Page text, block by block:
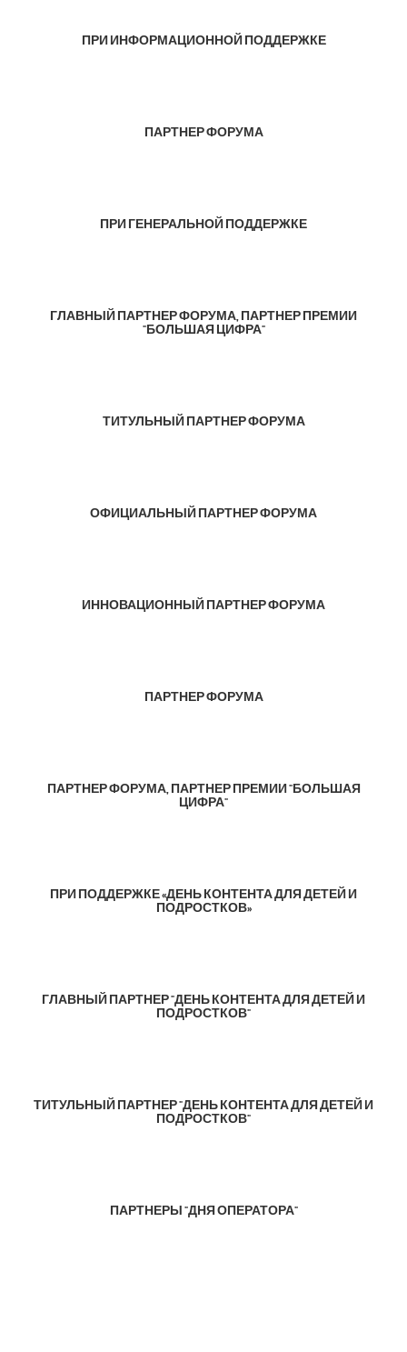
ПРИ ИНФОРМАЦИОННОЙ ПОДДЕРЖКЕ
ПАРТНЕР ФОРУМА
ПРИ ГЕНЕРАЛЬНОЙ ПОДДЕРЖКЕ
ГЛАВНЫЙ ПАРТНЕР ФОРУМА, ПАРТНЕР ПРЕМИИ
"БОЛЬШАЯ ЦИФРА"
ТИТУЛЬНЫЙ ПАРТНЕР ФОРУМА
ОФИЦИАЛЬНЫЙ ПАРТНЕР ФОРУМА
ИННОВАЦИОННЫЙ ПАРТНЕР ФОРУМА
ПАРТНЕР ФОРУМА
ПАРТНЕР ФОРУМА, ПАРТНЕР ПРЕМИИ "БОЛЬШАЯ
ЦИФРА"
ПРИ ПОДДЕРЖКЕ «ДЕНЬ КОНТЕНТА ДЛЯ ДЕТЕЙ И
ПОДРОСТКОВ»
ГЛАВНЫЙ ПАРТНЕР "ДЕНЬ КОНТЕНТА ДЛЯ ДЕТЕЙ И
ПОДРОСТКОВ"
ТИТУЛЬНЫЙ ПАРТНЕР "ДЕНЬ КОНТЕНТА ДЛЯ ДЕТЕЙ И
ПОДРОСТКОВ"
ПАРТНЕРЫ "ДНЯ ОПЕРАТОРА"